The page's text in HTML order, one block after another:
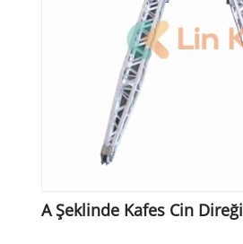
A Şeklinde Kafes Cin Direği